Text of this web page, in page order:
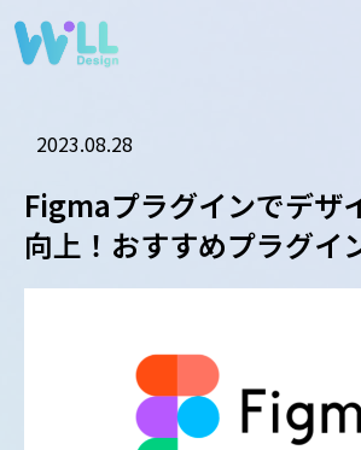
2023.08.28
Figmaプラグインでデザ
向上！おすすめプラグイ